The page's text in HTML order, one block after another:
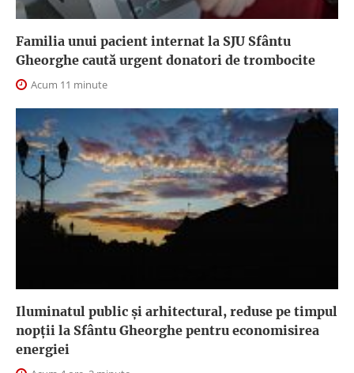
Familia unui pacient internat la SJU Sfântu
Gheorghe caută urgent donatori de trombocite
Acum 11 minute
Iluminatul public şi arhitectural, reduse pe timpul
nopţii la Sfântu Gheorghe pentru economisirea
energiei